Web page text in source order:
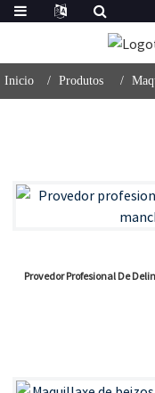
Inicio Produtos
Provedor Profesional De